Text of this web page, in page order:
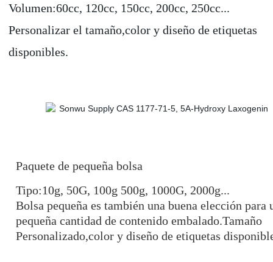
Volumen:60cc, 120cc, 150cc, 200cc, 250cc...
Personalizar el tamaño,color y diseño de etiquetas
disponibles.
Paquete de pequeña bolsa
Tipo:10g, 50G, 100g 500g, 1000G, 2000g...
Bolsa pequeña es también una buena elección para
pequeña cantidad de contenido embalado.Tamaño
Personalizado,color y diseño de etiquetas